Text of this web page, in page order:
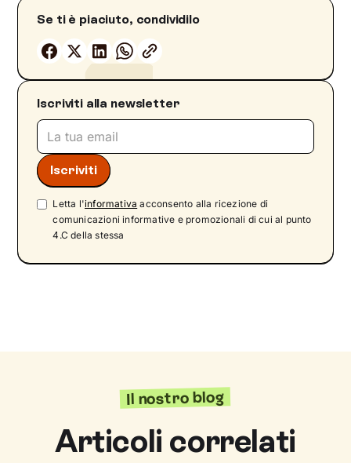
Se ti è piaciuto, condividilo
Iscriviti alla newsletter
Letta l'informativa acconsento alla ricezione di
comunicazioni informative e promozionali di cui al punto
4.C della stessa
Il nostro blog
Articoli correlati